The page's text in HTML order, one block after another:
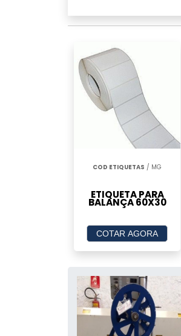
COD ETIQUETAS / MG
ETIQUETA PARA
BALANÇA 60X30
COTAR AGORA